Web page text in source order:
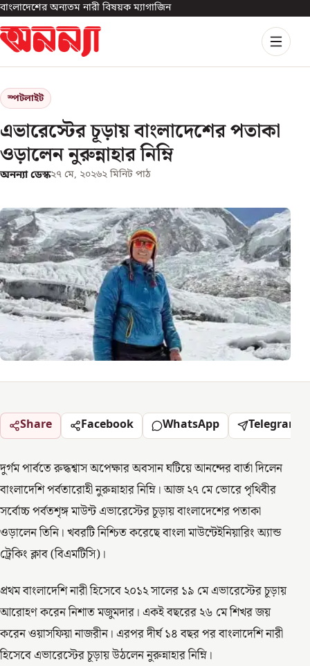
বাংলাদেশের অন্যতম নারী বিষয়ক ম্যাগাজিন
স্পটলাইট
এভারেস্টের চূড়ায় বাংলাদেশের পতাকা
ওড়ালেন নুরুন্নাহার নিম্নি
অনন্যা ডেস্ক২৭ মে, ২০২৬২ মিনিট পাঠ
Share Facebook WhatsApp Telegram
দুর্গম পার্বতে রুদ্ধশ্বাস অপেক্ষার অবসান ঘটিয়ে আনন্দের বার্তা দিলেন
বাংলাদেশি পর্বতারোহী নুরুন্নাহার নিম্নি। আজ ২৭ মে ভোরে পৃথিবীর
সর্বোচ্চ পর্বতশৃঙ্গ মাউন্ট এভারেস্টের চূড়ায় বাংলাদেশের পতাকা
ওড়ালেন তিনি। খবরটি নিশ্চিত করেছে বাংলা মাউন্টেইনিয়ারিং অ্যান্ড
ট্রেকিং ক্লাব (বিএমটিসি)।
প্রথম বাংলাদেশি নারী হিসেবে ২০১২ সালের ১৯ মে এভারেস্টের চূড়ায়
আরোহণ করেন নিশাত মজুমদার। একই বছরের ২৬ মে শিখর জয়
করেন ওয়াসফিয়া নাজরীন। এরপর দীর্ঘ ১৪ বছর পর বাংলাদেশি নারী
হিসেবে এভারেস্টের চূড়ায় উঠলেন নুরুন্নাহার নিম্নি।